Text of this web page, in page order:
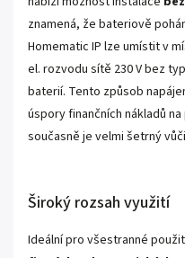
znamená, že bateriově
Homematic IP lze umístit v
el. rozvodu sítě 230 V bez
baterií. Tento způsob
úspory finančních nákladů
současně je velmi šetrný
Široký rozsah využití
Ideální pro všestranné